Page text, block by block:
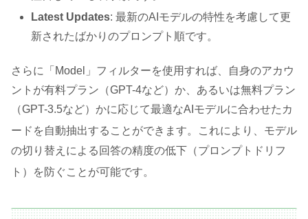
Latest Updates: 最新のAIモデルの特性を考慮して更
新されたばかりのプロンプト順です。
さらに「Model」フィルターを使用すれば、自身のアカウ
ントが有料プラン（GPT-4など）か、あるいは無料プラン
（GPT-3.5など）かに応じて最適なAIモデルに合わせたカ
ードを自動抽出することができます。これにより、モデル
の切り替えによる回答の精度の低下（プロンプトドリフ
ト）を防ぐことが可能です。